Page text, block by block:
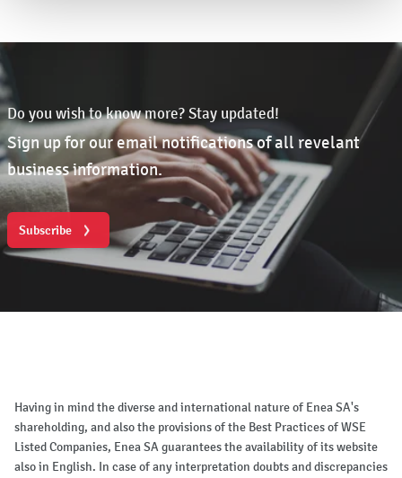
Do you wish to know more? Stay updated!
Sign up for our email notifications of all revelant
business information.
Subscribe
Having in mind the diverse and international nature of Enea SA's
shareholding, and also the provisions of the Best Practices of WSE
Listed Companies, Enea SA guarantees the availability of its website
also in English. In case of any interpretation doubts and discrepancies